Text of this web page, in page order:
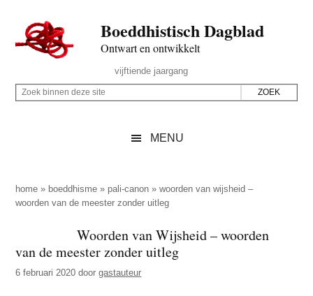
naar
de
inhoud
secondary
naar
de
sidebar
naar
de
Boeddhistisch Dagblad
Ontwart en ontwikkelt
Rechts
vijftiende jaargang
Z
p
d
z
e
Z
i
n
n
d
MENU
home » boeddhisme » pali-canon »woorden van wijsheid –
woorden van de meester zonder uitleg
Woorden van Wijsheid – woorden
van de meester zonder uitleg
6 februari 2020 doorgastauteur